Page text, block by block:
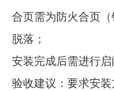
合页需为防火合页
脱落；
安装完成后需进行启
验收建议：要求安